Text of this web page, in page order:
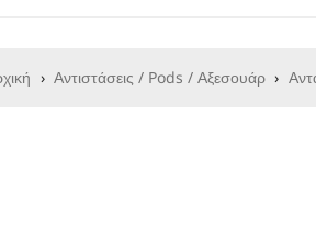
› Αντιστάσεις / Pods / Αξεσουάρ ›